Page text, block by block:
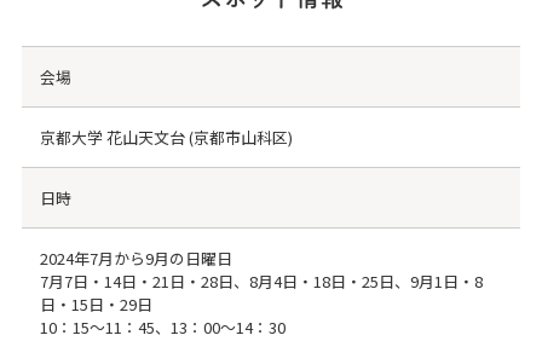
会場
京都大学 花山天文台 (京都市山科区)
日時
2024年7月から9月の日曜日
7月7日・14日・21日・28日、8月4日・18日・25日、9月1日・8
日・15日・29日
10：15～11：45、13：00～14：30